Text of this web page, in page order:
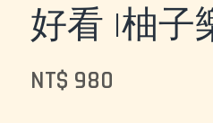
好看 |柚子
NT$ 980